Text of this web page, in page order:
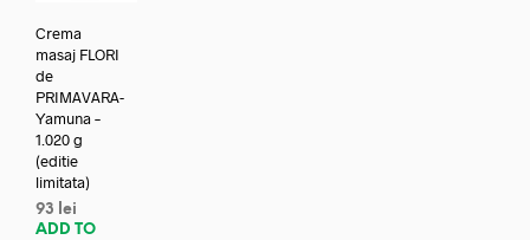
Crema
masaj FLORI
de
PRIMAVARA-
Yamuna –
1.020 g
(editie
limitata)
93
lei
ADD TO